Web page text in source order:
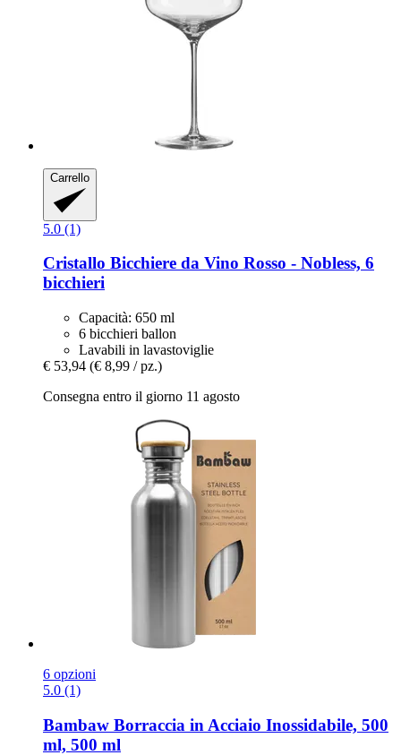
Carrello
5.0 (1)
Cristallo Bicchiere da Vino Rosso -​ Nobless, 6
bicchieri
Capacità: 650 ml
6 bicchieri ballon
Lavabili in lavastoviglie
€ 53,94 (€ 8,99 / pz.)
Consegna entro il giorno 11 agosto
6 opzioni
5.0 (1)
Bambaw Borraccia in Acciaio Inossidabile, 500
ml, 500 ml